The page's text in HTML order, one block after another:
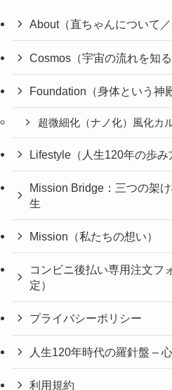
About（直ちゃんについて／
Cosmos（宇宙の流れを知る
Foundation（身体という神
超微細化（ナノ化）風化カ
Lifestyle（人生120年の歩み
Mission Bridge：三つの架
生
Mission（私たちの想い）
コンビニ後払い専用注文フ
定）
プライバシーポリシー
人生120年時代の羅針盤 –
利用規約